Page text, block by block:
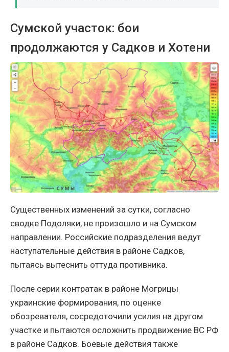
Сумской участок: бои
продолжаются у Садков и Хотени
Существенных изменений за сутки, согласно
сводке Подоляки, не произошло и на Сумском
направлении. Российские подразделения ведут
наступательные действия в районе Садков,
пытаясь вытеснить оттуда противника.
После серии контратак в районе Могрицы
украинские формирования, по оценке
обозревателя, сосредоточили усилия на другом
участке и пытаются осложнить продвижение ВС РФ
в районе Садков. Боевые действия также